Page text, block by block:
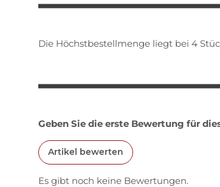
Die Höchstbestellmenge liegt bei 4
Geben Sie die erste Bewertung für
Artikel bewerten
Es gibt noch keine Bewertungen.